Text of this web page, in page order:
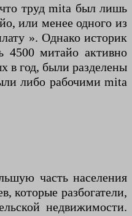
труд mita был лишь
или менее одного из
». Однако историк
4500 митайо активно
в год, были разделены
либо рабочими mita
часть населения
которые разбогатели,
недвижимости.